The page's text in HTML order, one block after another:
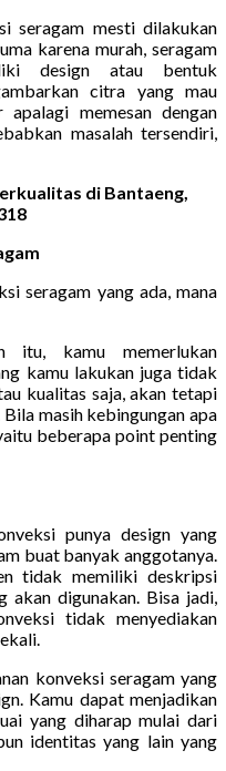
seragam mesti dilakukan
karena murah, seragam
design atau bentuk
citra yang mau
memesan dengan
masalah tersendiri,
di Bantaeng,
seragam yang ada, mana
itu, kamu memerlukan
kamu lakukan juga tidak
kualitas saja, akan tetapi
masih kebingungan apa
beberapa point penting
punya design yang
buat banyak anggotanya.
tidak memiliki deskripsi
akan digunakan. Bisa jadi,
tidak menyediakan
konveksi seragam yang
Kamu dapat menjadikan
yang diharap mulai dari
identitas yang lain yang